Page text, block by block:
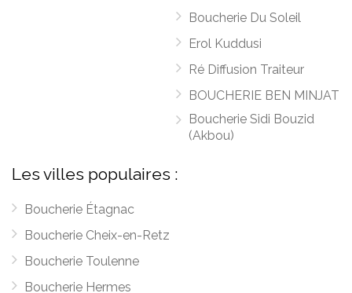
Boucherie Du Soleil
Erol Kuddusi
Ré Diffusion Traiteur
BOUCHERIE BEN MINJAT
Boucherie Sidi Bouzid
(Akbou)
Les villes populaires :
Boucherie Étagnac
Boucherie Cheix-en-Retz
Boucherie Toulenne
Boucherie Hermes